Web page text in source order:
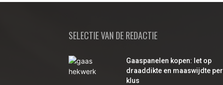
SELECTIE VAN DE REDACTIE
Gaaspanelen kopen: let op
draaddikte en maaswijdte per
klus